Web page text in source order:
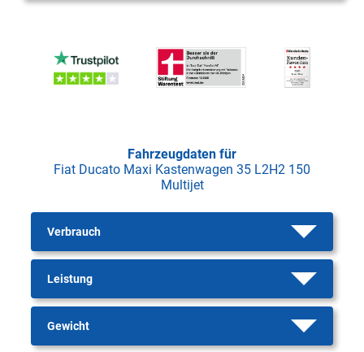
Fahrzeugdaten für
Fiat Ducato Maxi Kastenwagen 35 L2H2 150
Multijet
Verbrauch
Leistung
Gewicht